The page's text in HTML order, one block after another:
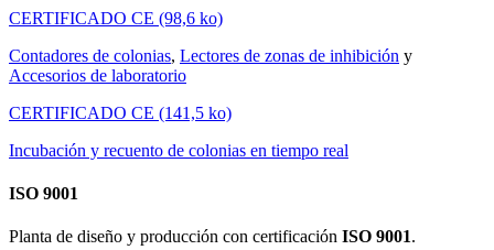
CERTIFICADO CE (98,6 ko)
Contadores de colonias, Lectores de zonas de inhibición y
Accesorios de laboratorio
CERTIFICADO CE (141,5 ko)
Incubación y recuento de colonias en tiempo real
ISO 9001
Planta de diseño y producción con certificación ISO 9001.